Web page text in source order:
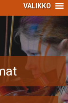
VALIKKO